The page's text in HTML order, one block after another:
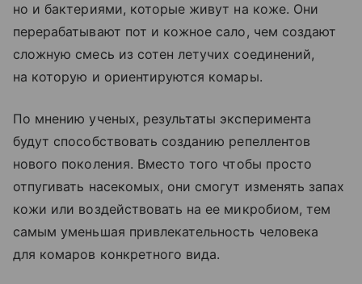
но и бактериями, которые живут на коже. Они
перерабатывают пот и кожное сало, чем создают
сложную смесь из сотен летучих соединений,
на которую и ориентируются комары.
По мнению ученых, результаты эксперимента
будут способствовать созданию репеллентов
нового поколения. Вместо того чтобы просто
отпугивать насекомых, они смогут изменять запах
кожи или воздействовать на ее микробиом, тем
самым уменьшая привлекательность человека
для комаров конкретного вида.